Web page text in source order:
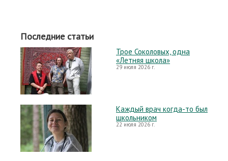
Последние статьи
Трое Соколовых, одна
«Летняя школа»
29 июля 2026 г.
Каждый врач когда-то был
школьником
22 июля 2026 г.